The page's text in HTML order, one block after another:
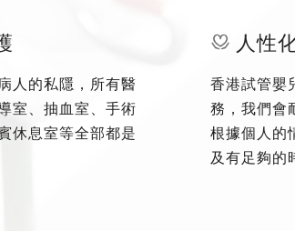
人的私隱，所有醫
室、抽血室、手術
休息室等全部都是
人性
香港試管嬰
務，我們會
根據個人的
及有足夠的